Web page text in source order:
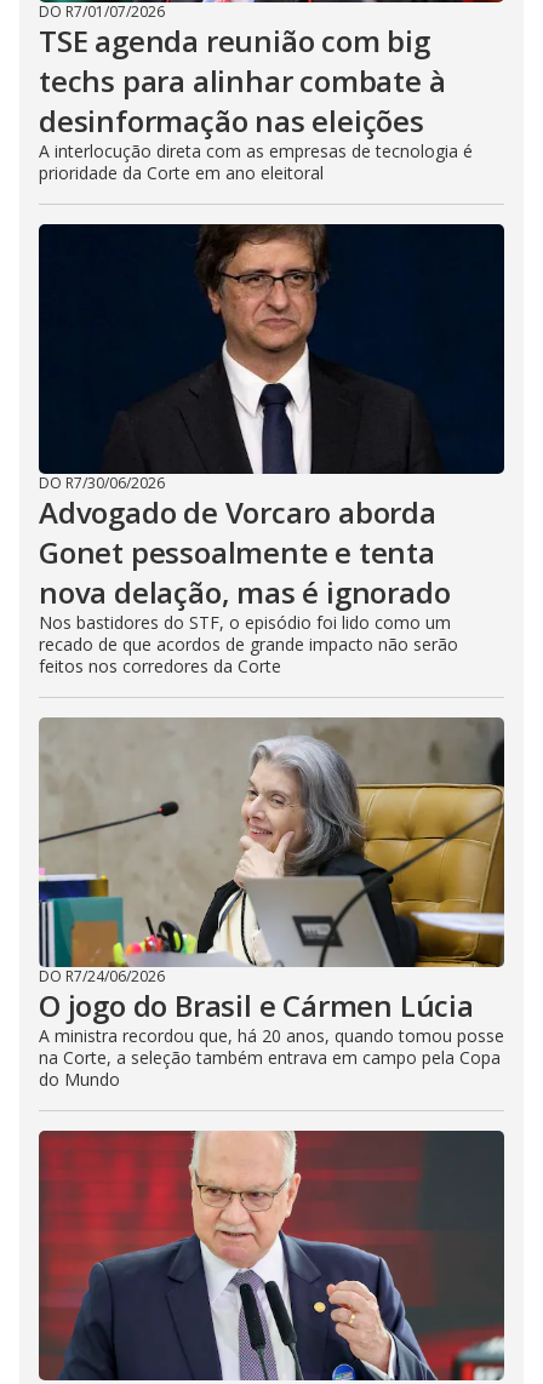
DO R7/01/07/2026
TSE agenda reunião com big
techs para alinhar combate à
desinformação nas eleições
A interlocução direta com as empresas de tecnologia é
prioridade da Corte em ano eleitoral
DO R7/30/06/2026
Advogado de Vorcaro aborda
Gonet pessoalmente e tenta
nova delação, mas é ignorado
Nos bastidores do STF, o episódio foi lido como um
recado de que acordos de grande impacto não serão
feitos nos corredores da Corte
DO R7/24/06/2026
O jogo do Brasil e Cármen Lúcia
A ministra recordou que, há 20 anos, quando tomou posse
na Corte, a seleção também entrava em campo pela Copa
do Mundo